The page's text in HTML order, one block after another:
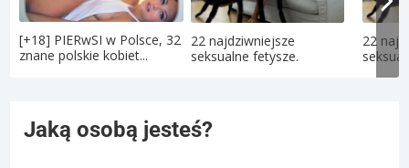
[+18] PIERwSI w Polsce, 32
znane polskie kobiet...
22 najdziwniejsze
seksualne fetysze.
22
Jaką osobą jesteś?